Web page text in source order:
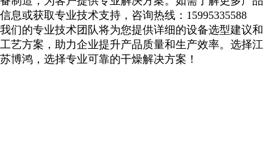
信息或获取专业技术支持，咨询热线： 15995335588
我们的专业技术团队将为您提供详细的设备选型建议和
工艺方案，助力企业提升产品质量和生产效率。 选择江
苏博鸿，选择专业可靠的干燥解决方案！